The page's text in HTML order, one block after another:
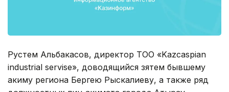
Рустем Альбакасов, директор ТОО «Kazcaspian
industrial servise», доводящийся зятем бывшему
акиму региона Бергею Рыскалиеву, а также ряд